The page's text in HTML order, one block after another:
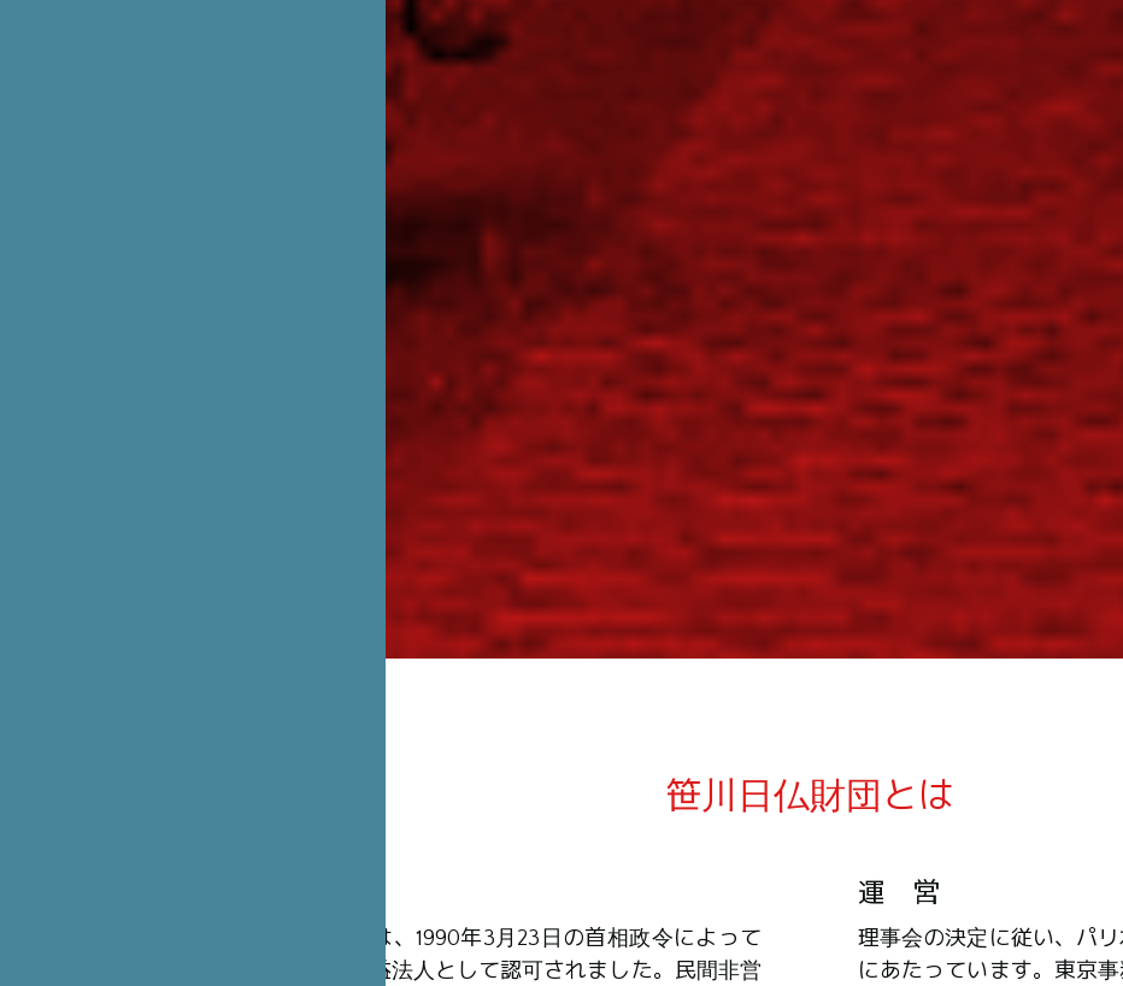
笹川日仏財団とは
笹川日仏財団は、1990年3月23日の首相政令によって
フランスの公益法人として認可されました。民間非営
運 営
理事会の決定に従い、パ
にあたっています。東京